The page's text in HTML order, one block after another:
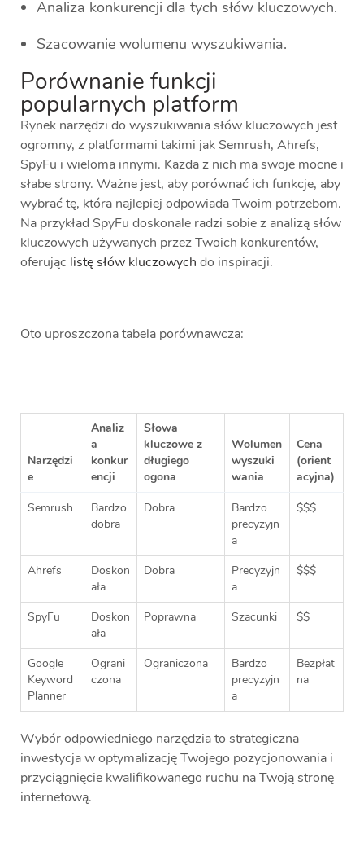
Analiza konkurencji dla tych słów kluczowych.
Szacowanie wolumenu wyszukiwania.
Porównanie funkcji
popularnych platform
Rynek narzędzi do wyszukiwania słów kluczowych jest
ogromny, z platformami takimi jak Semrush, Ahrefs,
SpyFu i wieloma innymi. Każda z nich ma swoje mocne i
słabe strony. Ważne jest, aby porównać ich funkcje, aby
wybrać tę, która najlepiej odpowiada Twoim potrzebom.
Na przykład SpyFu doskonale radzi sobie z analizą słów
kluczowych używanych przez Twoich konkurentów,
oferując listę słów kluczowych do inspiracji.
Oto uproszczona tabela porównawcza:
Narzędzi
e
Analiz
a
konkur
encji
Słowa
kluczowe z
długiego
ogona
Wolumen
wyszuki
wania
Cena
(orient
acyjna)
Semrush
Bardzo
dobra
Dobra
Bardzo
precyzyjn
a
$$$
Ahrefs
Doskon
ała
Dobra
Precyzyjn
a
$$$
SpyFu
Doskon
ała
Poprawna Szacunki $$
Google
Keyword
Planner
Ograni
czona
Ograniczona
Bardzo
precyzyjn
a
Bezpłat
na
Wybór odpowiedniego narzędzia to strategiczna
inwestycja w optymalizację Twojego pozycjonowania i
przyciągnięcie kwalifikowanego ruchu na Twoją stronę
internetową.